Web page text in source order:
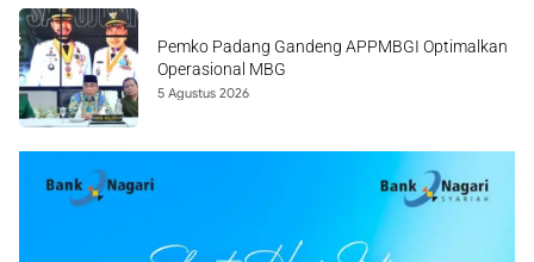
Pemko Padang Gandeng APPMBGI Optimalkan
Operasional MBG
5 Agustus 2026